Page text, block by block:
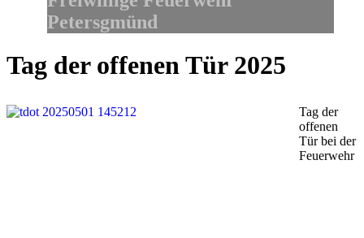
Petersgmünd
Tag der offenen Tür 2025
Tag der
offenen
Tür bei der
Feuerwehr